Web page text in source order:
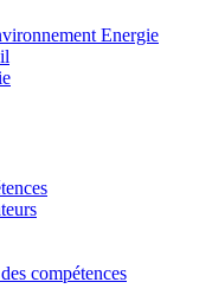
Energie
compétences